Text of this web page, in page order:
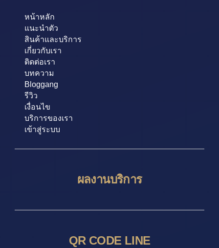
หน้าหลัก
แนะนำตัว
สินค้าและบริการ
เกี่ยวกับเรา
ติดต่อเรา
บทความ
Bloggang
รีวิว
เงื่อนไข
บริการของเรา
เข้าสู่ระบบ
ผลงานบริการ
QR CODE LINE